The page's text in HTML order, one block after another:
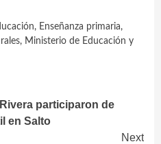
, Enseñanza primaria,
, Ministerio de Educación y
participaron de
en Salto
Next